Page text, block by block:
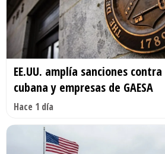
EE.UU. amplía sanciones
cubana y empresas de GAESA
Hace 1 día